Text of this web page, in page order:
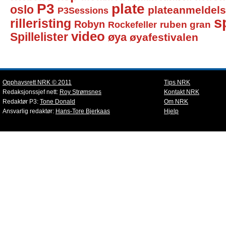
oslo P3 P3Sessions plate
rilleristing Robyn Rockefeller ruben gran
Spillelister video øya øyafestivalen
Opphavsrett NRK © 2011
Redaksjonssjef nett: Roy Strømsnes
Redaktør P3: Tone Donald
Ansvarlig redaktør: Hans-Tore Bjerkaas
Tips NRK
Kontakt NRK
Om NRK
Hjelp